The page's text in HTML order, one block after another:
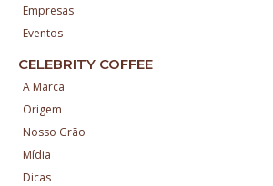
Empresas
Eventos
CELEBRITY COFFEE
A Marca
Origem
Nosso Grão
Mídia
Dicas